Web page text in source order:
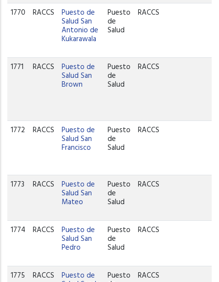
1770 RACCS Puesto de
Salud San
Antonio de
Kukarawala
Puesto
de
Salud
RACCS
1771 RACCS Puesto de
Salud San
Brown
Puesto
de
Salud
RACCS
1772 RACCS Puesto de
Salud San
Francisco
Puesto
de
Salud
RACCS
1773 RACCS Puesto de
Salud San
Mateo
Puesto
de
Salud
RACCS
1774 RACCS Puesto de
Salud San
Pedro
Puesto
de
Salud
RACCS
1775 RACCS Puesto de Puesto RACCS